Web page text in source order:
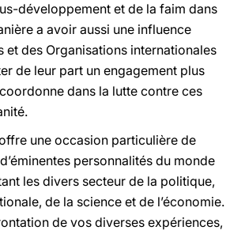
développement et de la faim dans
a avoir aussi une influence
et des Organisations internationales
de leur part un engagement plus
dans la lutte contre ces
une occasion particulière de
personnalités du monde
les divers secteur de la politique,
de la science et de l’économie.
de vos diverses expériences,